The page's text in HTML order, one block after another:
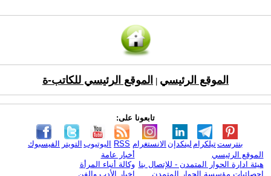
الموقع الرئيسي الموقع الرئيسي للكاتب-ة
تابعونا على:
الفيسبوك التويتر اليوتيوب RSS الانستغرام لينكدإن تيلكرامبنترست
الموقع الرئيسي
هيئة ادارة الحوار المتمدن - للإتصال بنا
إحصائيات مؤسسة الحوار المتمدن
أخبار عامة
وكالة أنباء المرأة
اخبار الأدب والفن